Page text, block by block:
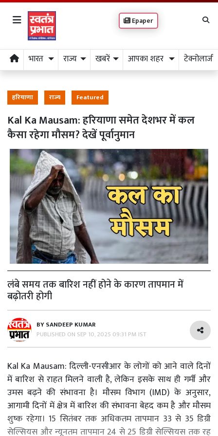
Epaper
भारत राज्य खबरें आपका शहर टेक्नोलाजी
हरियाणा राज्य Featured
Kal Ka Mausam: हरियाणा समेत देशभर में कल
कैसा रहेगा मौसम? देखें पूर्वानुमान
लंबे समय तक बारिश नहीं होने के कारण तापमान में
बढ़ोतरी होगी
BYSANDEEP KUMAR
PUBLISHED ON SEP 10, 2025 09:31 PM IST
Kal Ka Mausam: दिल्ली-एनसीआर के लोगों को आने वाले दिनों
में बारिश से राहत मिलने वाली है, लेकिन इसके साथ ही गर्मी और
उमस बढ़ने की संभावना है। मौसम विभाग (IMD) के अनुसार,
आगामी दिनों में क्षेत्र में बारिश की संभावना बेहद कम है और मौसम
शुष्क रहेगा। 15 सितंबर तक अधिकतम तापमान 33 से 35 डिग्री
सेल्सियस और न्यूनतम तापमान 24 से 25 डिग्री सेल्सियस तक रह